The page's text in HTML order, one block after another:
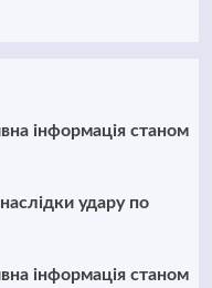
інформація станом
удару по
інформація станом